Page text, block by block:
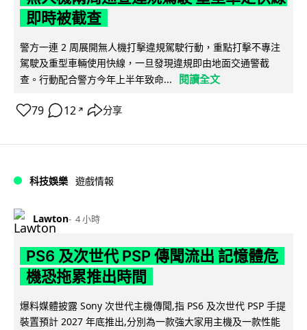
即時被截查
警方一連 2 周展開無人機打擊違規駕駛行動，重點打擊不專注
駕駛及重型車輛使用快線，一旦發現違規即由地面交通警截
查。行動配合警方今年上半年致命...
閱讀全文
79 12 ↗ 分享
科技娛樂 遊戲情報
Lawton 4 小時
PS6 及次世代 PSP 傳聞流出 記憶體危
機恐拖累推出時間
爆料媒體披露 Sony 次世代主機傳聞,指 PS6 及次世代 PSP 手提
裝置預計 2027 年底推出,分別為一款強大家用主機及一款性能